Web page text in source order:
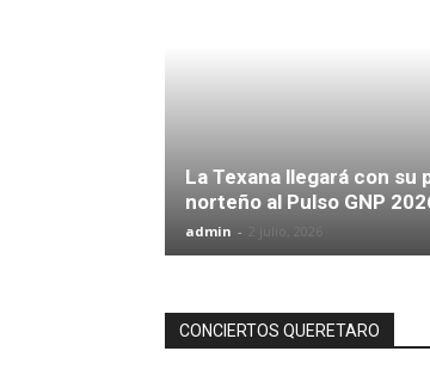
La Texana llegará con su
norteño al Pulso GNP
admin -
CONCIERTOS QUERETARO